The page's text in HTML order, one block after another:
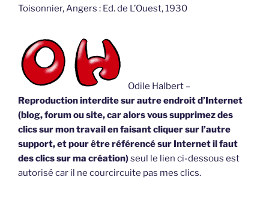
Toisonnier, Angers : Ed. de L’Ouest, 1930
Odile Halbert –
Reproduction interdite sur autre endroit d’Internet
(blog, forum ou site, car alors vous supprimez des
clics sur mon travail en faisant cliquer sur l’autre
support, et pour être référencé sur Internet il faut
des clics sur ma création)seul le lien ci-dessous est
autorisé car il ne courcircuite pas mes clics.